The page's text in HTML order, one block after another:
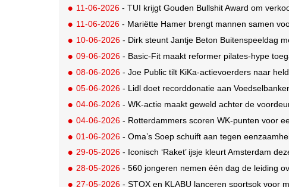
11-06-2026 - TUI krijgt Gouden Bullshit Award om
11-06-2026 - Mariëtte Hamer brengt mannen samen
10-06-2026 - Dirk steunt Jantje Beton Buitenspeeldag
09-06-2026 - Basic-Fit maakt reformer pilates-hype
08-06-2026 - Joe Public tilt KiKa-actievoerders naar
05-06-2026 - Lidl doet recorddonatie aan
04-06-2026 - WK-actie maakt geweld achter de
04-06-2026 - Rotterdammers scoren WK-punten voor
01-06-2026 - Oma’s Soep schuift aan tegen
29-05-2026 - Iconisch ‘Raket’ ijsje kleurt Amsterdam
28-05-2026 - 560 jongeren nemen één dag de leiding
27-05-2026 - STOX en KLABU lanceren sportsok voor